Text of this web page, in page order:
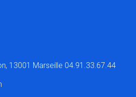
13001 Marseille 04.91.33.67.44